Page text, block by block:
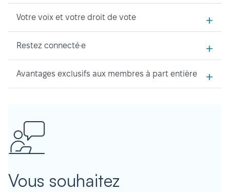
Votre voix et votre droit de vote +
Restez connecté·e +
Avantages exclusifs aux membres à part entière +
Vous souhaitez